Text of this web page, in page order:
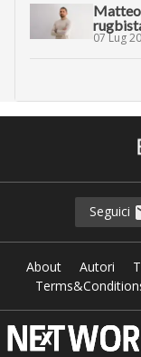
Matteo
07 Lug
Seguici
About Autori